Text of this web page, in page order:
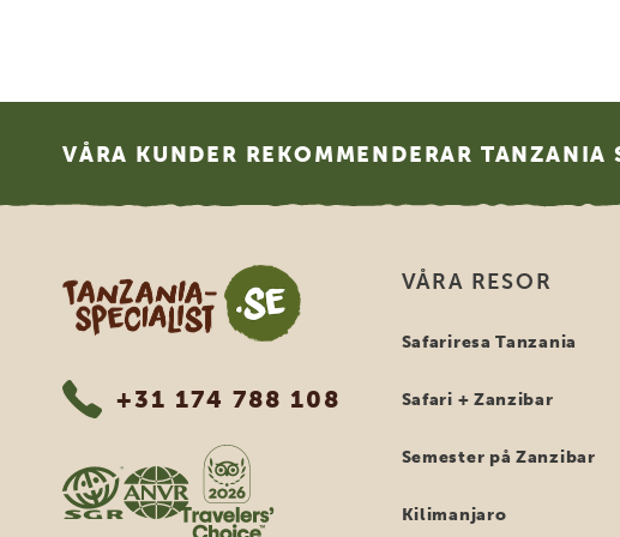
VÅRA KUNDER REKOMMENDERAR TANZANIA
Tanzania Specialist
+31 174 788 108
VÅRA RESOR
Safariresa Tanzania
Safari + Zanzibar
Semester på Zanzibar
Kilimanjaro